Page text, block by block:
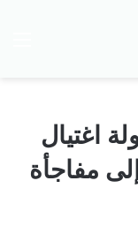
اغتيال
مفاجأة